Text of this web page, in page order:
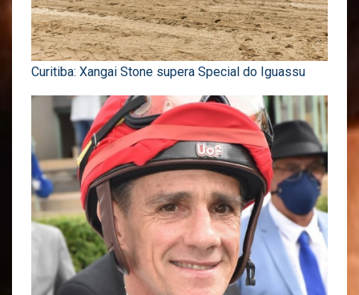
Curitiba: Xangai Stone supera Special do Iguassu